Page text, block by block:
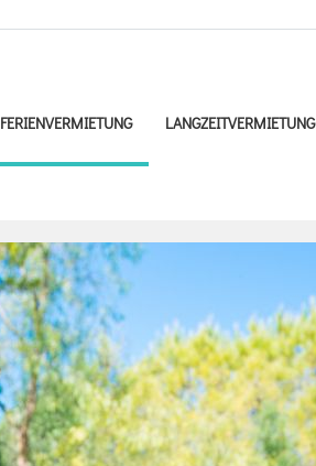
FERIENVERMIETUNG LANGZEITVERMIETUNG